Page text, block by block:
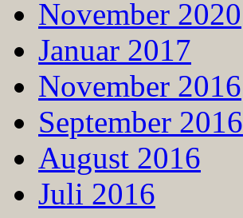
November 2020
Januar 2017
November 2016
September 2016
August 2016
Juli 2016